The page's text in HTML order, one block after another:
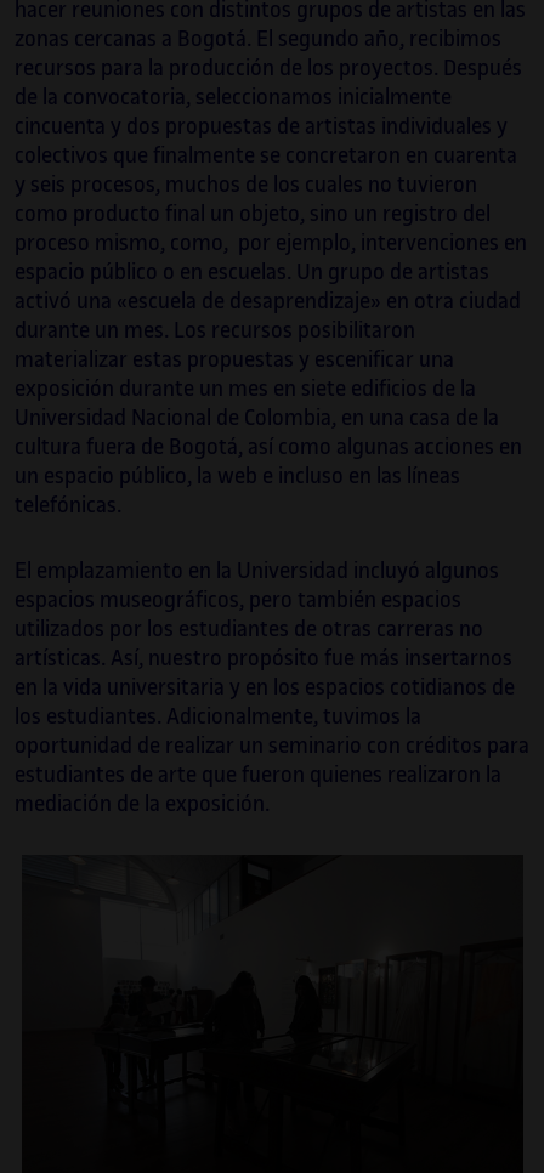
hacer reuniones con distintos grupos de artistas en las
zonas cercanas a Bogotá. El segundo año, recibimos
recursos para la producción de los proyectos. Después
de la convocatoria, seleccionamos inicialmente
cincuenta y dos propuestas de artistas individuales y
colectivos que finalmente se concretaron en cuarenta
y seis procesos, muchos de los cuales no tuvieron
como producto final un objeto, sino un registro del
proceso mismo, como, por ejemplo, intervenciones en
espacio público o en escuelas. Un grupo de artistas
activó una «escuela de desaprendizaje» en otra ciudad
durante un mes. Los recursos posibilitaron
materializar estas propuestas y escenificar una
exposición durante un mes en siete edificios de la
Universidad Nacional de Colombia, en una casa de la
cultura fuera de Bogotá, así como algunas acciones en
un espacio público, la web e incluso en las líneas
telefónicas.
El emplazamiento en la Universidad incluyó algunos
espacios museográficos, pero también espacios
utilizados por los estudiantes de otras carreras no
artísticas. Así, nuestro propósito fue más insertarnos
en la vida universitaria y en los espacios cotidianos de
los estudiantes. Adicionalmente, tuvimos la
oportunidad de realizar un seminario con créditos para
estudiantes de arte que fueron quienes realizaron la
mediación de la exposición.